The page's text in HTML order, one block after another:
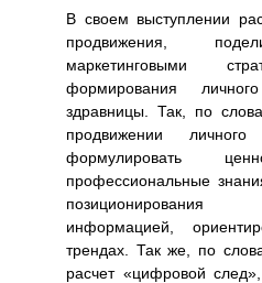
В своем выступлении
продвижения,
маркетинговыми
формирования
здравницы. Так, по
продвижении
формулировать
профессиональные
позиционирования
информацией,
трендах. Так же, по
расчет «цифровой